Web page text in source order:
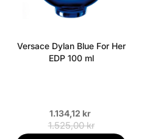
Versace Dylan Blue For Her
EDP 100 ml
1.134,12 kr
1.525,00 kr